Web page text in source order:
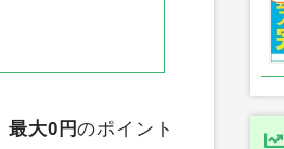
最大0円のポイント